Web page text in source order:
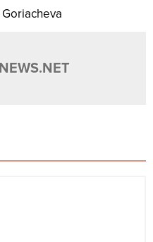
Goriacheva